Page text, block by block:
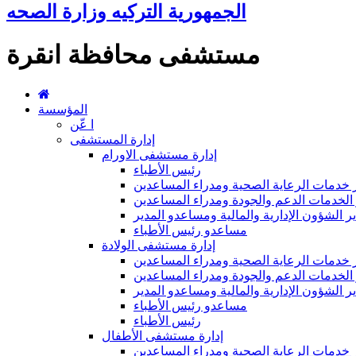
الجمهورية التركيه وزارة الصحه
مستشفى محافظة انقرة
المؤسسة
ا عّن
إدارة المستشفى
إدارة مستشفى الاورام
رئيس الأطباء
خدمات الرعاية الصحية ومدراء المساعدين
الخدمات الدعم والجودة ومدراء المساعدين
الشؤون الإدارية والمالية ومساعدو المدير
مساعدو رئيس الأطباء
إدارة مستشفى الولادة
خدمات الرعاية الصحية ومدراء المساعدين
الخدمات الدعم والجودة ومدراء المساعدين
الشؤون الإدارية والمالية ومساعدو المدير
مساعدو رئيس الأطباء
رئيس الأطباء
إدارة مستشفى الأطفال
خدمات الرعاية الصحية ومدراء المساعدين